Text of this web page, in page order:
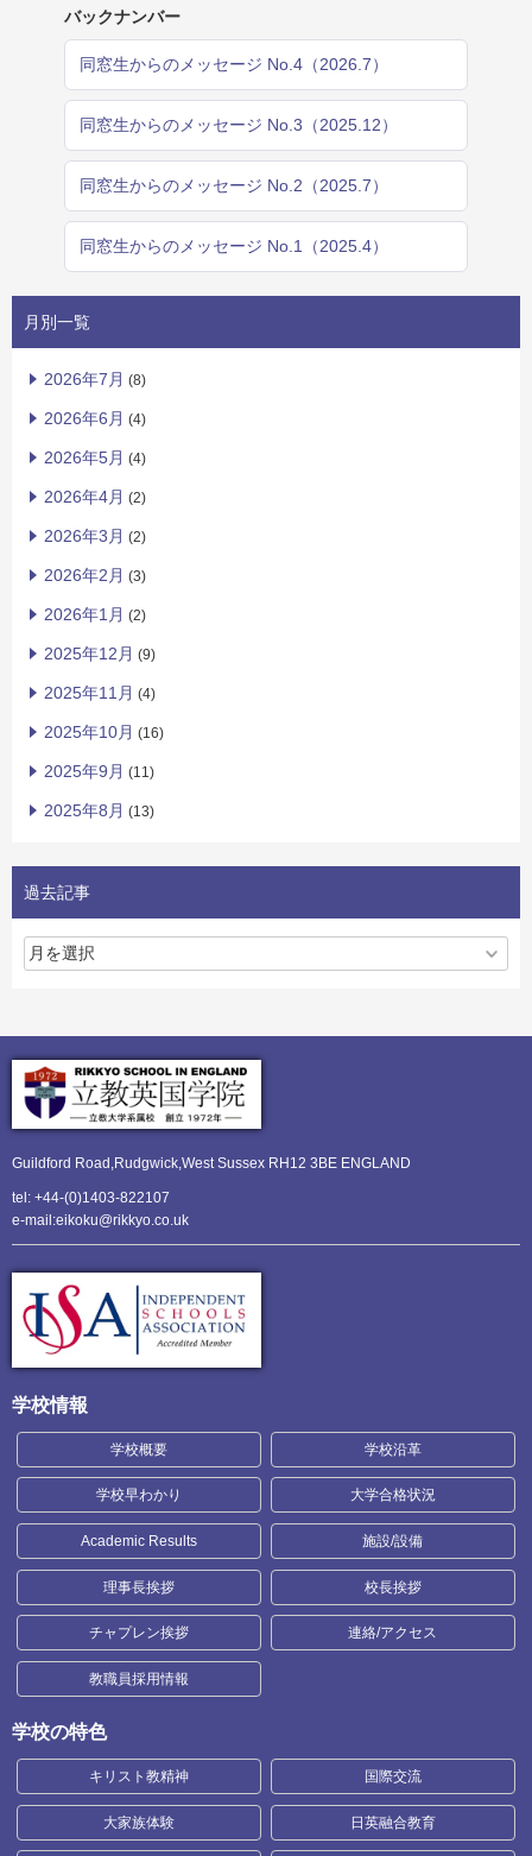
バックナンバー
同窓生からのメッセージ No.4（2026.7）
同窓生からのメッセージ No.3（2025.12）
同窓生からのメッセージ No.2（2025.7）
同窓生からのメッセージ No.1（2025.4）
月別一覧
2026年7月 (8)
2026年6月 (4)
2026年5月 (4)
2026年4月 (2)
2026年3月 (2)
2026年2月 (3)
2026年1月 (2)
2025年12月 (9)
2025年11月 (4)
2025年10月 (16)
2025年9月 (11)
2025年8月 (13)
過去記事
Guildford Road,Rudgwick,West Sussex RH12 3BE ENGLAND
tel: +44-(0)1403-822107
e-mail:eikoku@rikkyo.co.uk
学校情報
学校概要 学校沿革
学校早わかり 大学合格状況
Academic Results 施設/設備
理事長挨拶 校長挨拶
チャプレン挨拶 連絡/アクセス
教職員採用情報
学校の特色
キリスト教精神 国際交流
大家族体験 日英融合教育